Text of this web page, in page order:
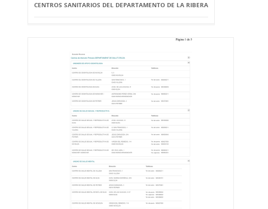
CENTROS SANITARIOS DEL DEPARTAMENTO DE LA RIBERA